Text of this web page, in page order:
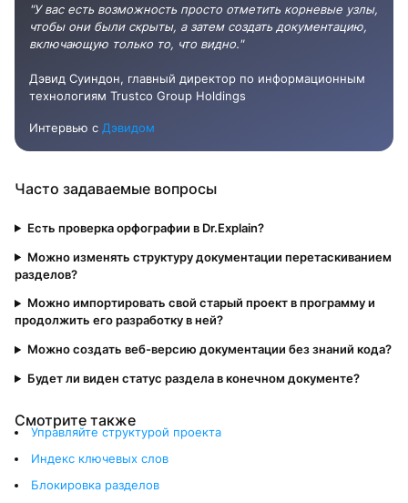
"У вас есть возможность просто отметить корневые узлы,
чтобы они были скрыты, а затем создать документацию,
включающую только то, что видно."
Дэвид Суиндон, главный директор по информационным
технологиям Trustco Group Holdings
Интервью с Дэвидом
Часто задаваемые вопросы
Есть проверка орфографии в Dr.Explain?
Можно изменять структуру документации перетаскиванием
разделов?
Можно импортировать свой старый проект в программу и
продолжить его разработку в ней?
Можно создать веб-версию документации без знаний кода?
Будет ли виден статус раздела в конечном документе?
Смотрите также
Управляйте структурой проекта
Индекс ключевых слов
Блокировка разделов